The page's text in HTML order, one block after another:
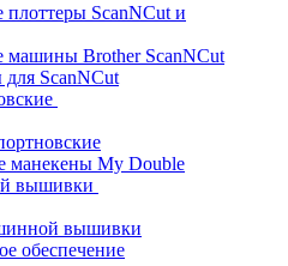
плоттеры ScanNCut и
машины Brother ScanNCut
для ScanNCut
манекены My Double
вышивки
вышивки
обеспечение